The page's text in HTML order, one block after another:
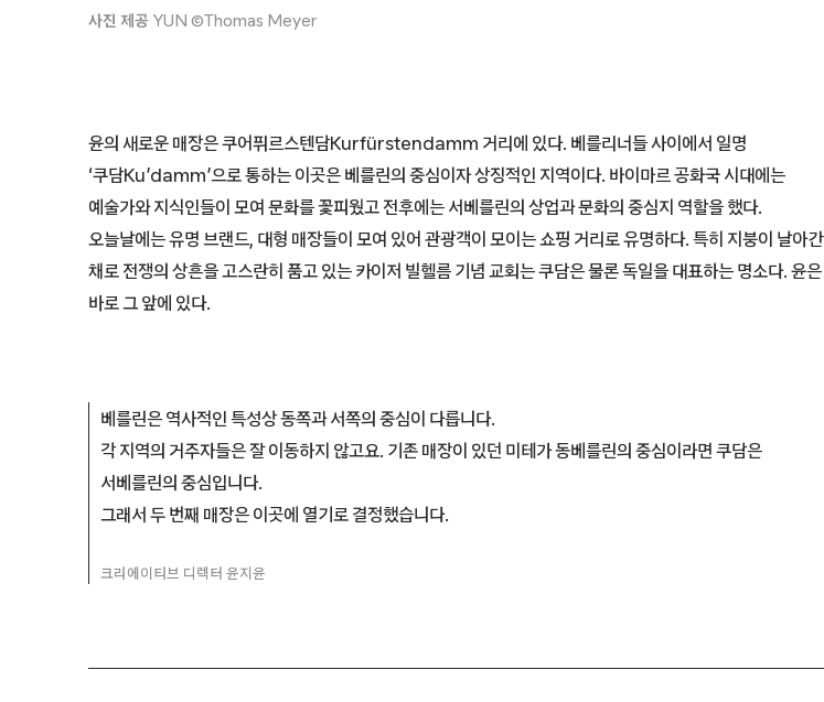
사진 제공 YUN ©Thomas Meyer
윤의 새로운 매장은 쿠어퓌르스텐담Kurfürstendamm 거리에 있다. 베를리너들 사이에서 일명
‘쿠담Ku’damm’으로 통하는 이곳은 베를린의 중심이자 상징적인 지역이다. 바이마르 공화국 시대에는
예술가와 지식인들이 모여 문화를 꽃피웠고 전후에는 서베를린의 상업과 문화의 중심지 역할을 했다.
오늘날에는 유명 브랜드, 대형 매장들이 모여 있어 관광객이 모이는 쇼핑 거리로 유명하다. 특히 지붕이 날아간
채로 전쟁의 상흔을 고스란히 품고 있는 카이저 빌헬름 기념 교회는 쿠담은 물론 독일을 대표하는 명소다. 윤은
바로 그 앞에 있다.
베를린은 역사적인 특성상 동쪽과 서쪽의 중심이 다릅니다.
각 지역의 거주자들은 잘 이동하지 않고요. 기존 매장이 있던 미테가 동베를린의 중심이라면 쿠담은
서베를린의 중심입니다.
그래서 두 번째 매장은 이곳에 열기로 결정했습니다.
크리에이티브 디렉터 윤지윤